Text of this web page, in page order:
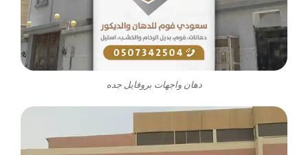
دهان واجهات بروفايل جده